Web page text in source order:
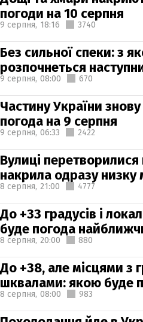
погоди на 10 серпня
9 серпня, 18:16 3740
Без сильної спеки: з
розпочнеться
9 серпня, 08:00 670
Частину України
погода на 9 серпня
9 серпня, 06:33 2422
Вулиці перетворилися
накрила одразу низку
8 серпня, 21:00 4777
До +33 градусів і
буде погода
8 серпня, 20:00 880
До +38, але місцями з
шквалами: якою буде
8 серпня, 08:00 983